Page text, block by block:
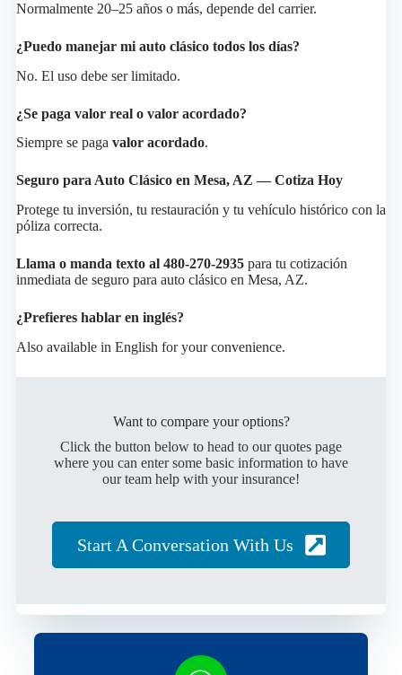
Normalmente 20–25 años o más, depende del carrier.
¿Puedo manejar mi auto clásico todos los días?
No. El uso debe ser limitado.
¿Se paga valor real o valor acordado?
Siempre se paga valor acordado.
Seguro para Auto Clásico en Mesa, AZ — Cotiza Hoy
Protege tu inversión, tu restauración y tu vehículo histórico con la
póliza correcta.
Llama o manda texto al 480-270-2935para tu cotización
inmediata de seguro para auto clásico en Mesa, AZ.
¿Prefieres hablar en inglés?
Also available in English for your convenience.
Want to compare your options?
Click the button below to head to our quotes page
where you can enter some basic information to have
our team help with your insurance!
Start A Conversation With Us